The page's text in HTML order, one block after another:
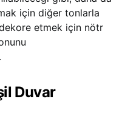
için diğer tonlarla
etmek için nötr
Duvar